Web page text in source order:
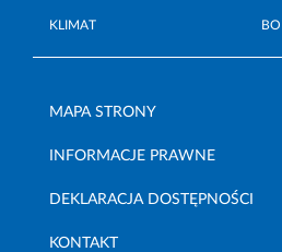
KLIMAT BO
MAPA STRONY
INFORMACJE PRAWNE
DEKLARACJA DOSTĘPNOŚCI
KONTAKT